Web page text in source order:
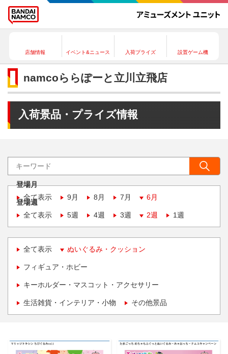
店舗情報 イベント&ニュース 入荷プライズ 設置ゲーム機
namcoららぽーと立川立飛店
入荷景品・プライズ情報
登場月
全て表示
9月 8月 7月 6月
登場週
全て表示
5週 4週 3週 2週 1週
全て表示 ぬいぐるみ・クッション
フィギュア・ホビー
キーホルダー・マスコット・アクセサリー
生活雑貨・インテリア・小物 その他景品